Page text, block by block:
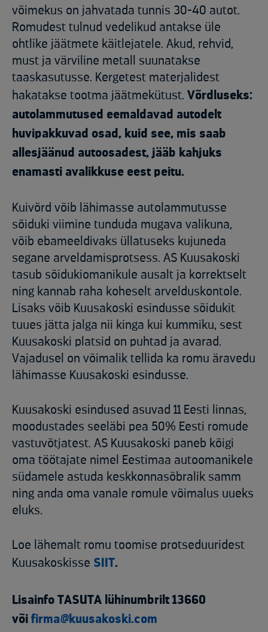
võimekus on jahvatada tunnis 30-40 autot.
Romudest tulnud vedelikud antakse üle
ohtlike jäätmete käitlejatele. Akud, rehvid,
must ja värviline metall suunatakse
taaskasutusse. Kergetest materjalidest
hakatakse tootma jäätmekütust. Võrdluseks:
autolammutused eemaldavad autodelt
huvipakkuvad osad, kuid see, mis saab
allesjäänud autoosadest, jääb kahjuks
enamasti avalikkuse eest peitu.
Kuivõrd võib lähimasse autolammutusse
sõiduki viimine tunduda mugava valikuna,
võib ebameeldivaks üllatuseks kujuneda
segane arveldamisprotsess. AS Kuusakoski
tasub sõidukiomanikule ausalt ja korrektselt
ning kannab raha koheselt arvelduskontole.
Lisaks võib Kuusakoski esindusse sõidukit
tuues jätta jalga nii kinga kui kummiku, sest
Kuusakoski platsid on puhtad ja avarad.
Vajadusel on võimalik tellida ka romu äravedu
lähimasse Kuusakoski esindusse.
Kuusakoski esindused asuvad 11 Eesti linnas,
moodustades seeläbi pea 50% Eesti romude
vastuvõtjatest. AS Kuusakoski paneb kõigi
oma töötajate nimel Eestimaa autoomanikele
südamele astuda keskkonnasõbralik samm
ning anda oma vanale romule võimalus uueks
eluks.
Loe lähemalt romu toomise protseduuridest
Kuusakoskisse SIIT.
Lisainfo TASUTA lühinumbrilt 13660
või firma@kuusakoski.com